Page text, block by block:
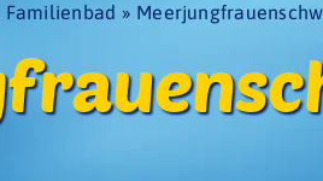
Familienbad »